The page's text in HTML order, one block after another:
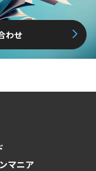
わせ
マニア